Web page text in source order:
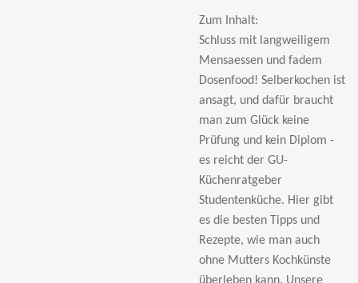
Zum Inhalt:
Schluss mit langweiligem
Mensaessen und fadem
Dosenfood! Selberkochen ist
ansagt, und dafür braucht
man zum Glück keine
Prüfung und kein Diplom -
es reicht der GU-
Küchenratgeber
Studentenküche. Hier gibt
es die besten Tipps und
Rezepte, wie man auch
ohne Mutters Kochkünste